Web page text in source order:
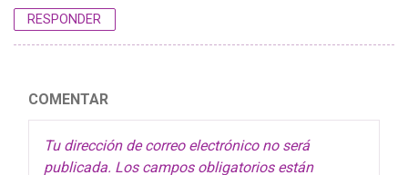
RESPONDER
COMENTAR
Tu dirección de correo electrónico no será
publicada. Los campos obligatorios están